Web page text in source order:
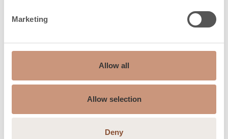
Marketing
Allow all
Allow selection
Deny
Skyddsavstånd till
Skyddsavstånd till
50